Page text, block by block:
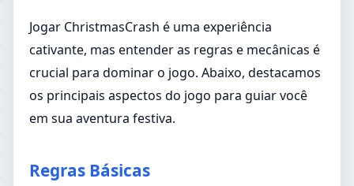
Jogar ChristmasCrash é uma experiência
cativante, mas entender as regras e mecânicas é
crucial para dominar o jogo. Abaixo, destacamos
os principais aspectos do jogo para guiar você
em sua aventura festiva.
Regras Básicas